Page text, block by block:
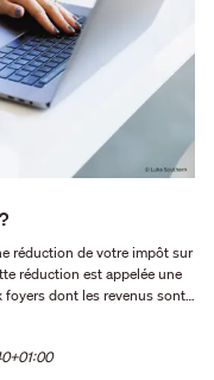
réduction de votre impôt sur
réduction est appelée une
foyers dont les revenus sont
fiscale. Comment se